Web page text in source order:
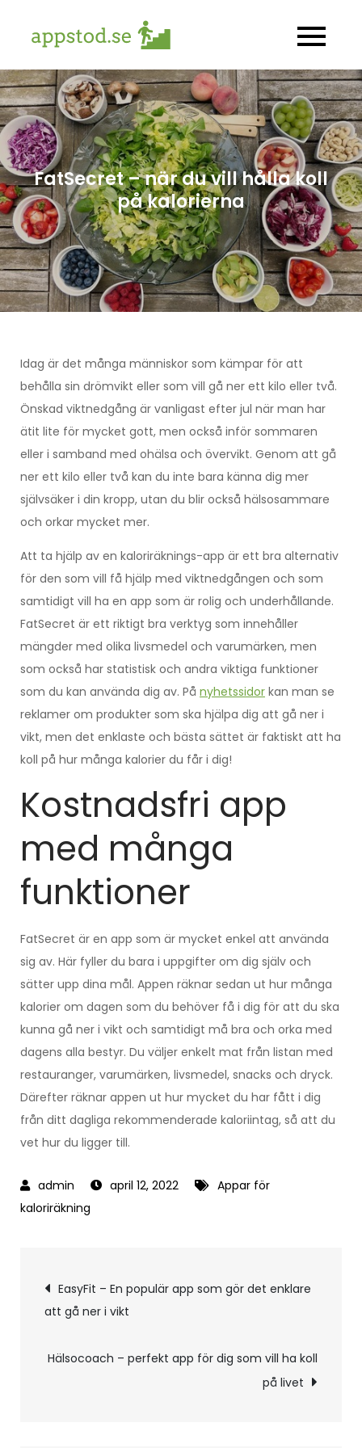
appstod.se
Allt om hälsoappar
FatSecret – när du vill hålla koll
på kalorierna
Idag är det många människor som kämpar för att
behålla sin drömvikt eller som vill gå ner ett kilo eller två.
Önskad viktnedgång är vanligast efter jul när man har
ätit lite för mycket gott, men också inför sommaren
eller i samband med ohälsa och övervikt. Genom att gå
ner ett kilo eller två kan du inte bara känna dig mer
självsäker i din kropp, utan du blir också hälsosammare
och orkar mycket mer.
Att ta hjälp av en kaloriräknings-app är ett bra alternativ
för den som vill få hjälp med viktnedgången och som
samtidigt vill ha en app som är rolig och underhållande.
FatSecret är ett riktigt bra verktyg som innehåller
mängder med olika livsmedel och varumärken, men
som också har statistisk och andra viktiga funktioner
som du kan använda dig av. På nyhetssidor kan man se
reklamer om produkter som ska hjälpa dig att gå ner i
vikt, men det enklaste och bästa sättet är faktiskt att ha
koll på hur många kalorier du får i dig!
Kostnadsfri app
med många
funktioner
FatSecret är en app som är mycket enkel att använda
sig av. Här fyller du bara i uppgifter om dig själv och
sätter upp dina mål. Appen räknar sedan ut hur många
kalorier om dagen som du behöver få i dig för att du ska
kunna gå ner i vikt och samtidigt må bra och orka med
dagens alla bestyr. Du väljer enkelt mat från listan med
restauranger, varumärken, livsmedel, snacks och dryck.
Därefter räknar appen ut hur mycket du har fått i dig
från ditt dagliga rekommenderade kaloriintag, så att du
vet hur du ligger till.
april 12, 2022
Appar för
kaloriräkning
Inläggsnavigering
EasyFit – En populär app som gör det enklare
att gå ner i vikt
Hälsocoach – perfekt app för dig som vill ha koll
på livet